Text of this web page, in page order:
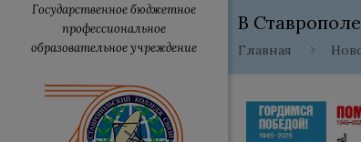
Государственное бюджетное
профессиональное
образовательное учреждение
В
Главная